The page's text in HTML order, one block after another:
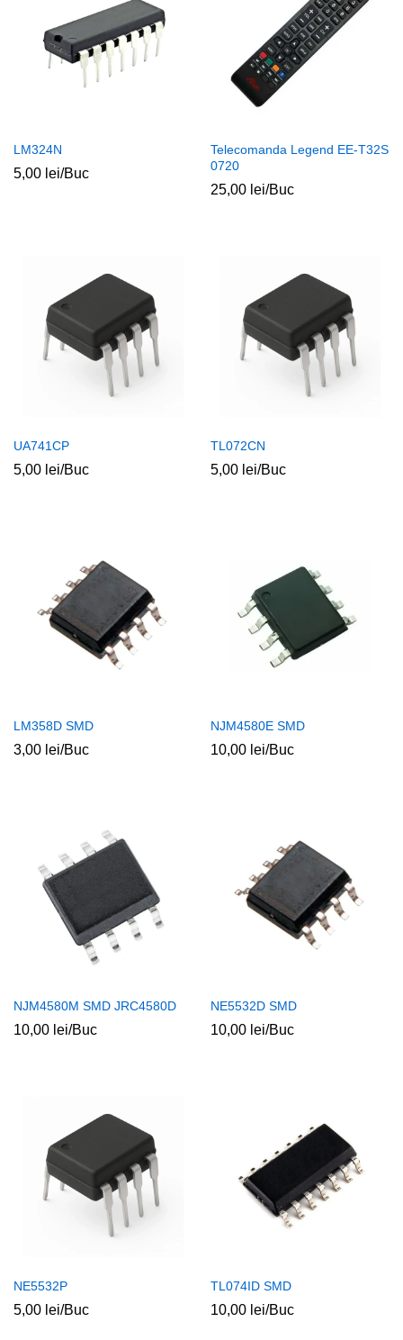
LM324N
5,00 lei/Buc
Telecomanda Legend EE-T32S
0720
25,00 lei/Buc
UA741CP
5,00 lei/Buc
TL072CN
5,00 lei/Buc
LM358D SMD
3,00 lei/Buc
NJM4580E SMD
10,00 lei/Buc
NJM4580M SMD JRC4580D
10,00 lei/Buc
NE5532D SMD
10,00 lei/Buc
NE5532P
5,00 lei/Buc
TL074ID SMD
10,00 lei/Buc